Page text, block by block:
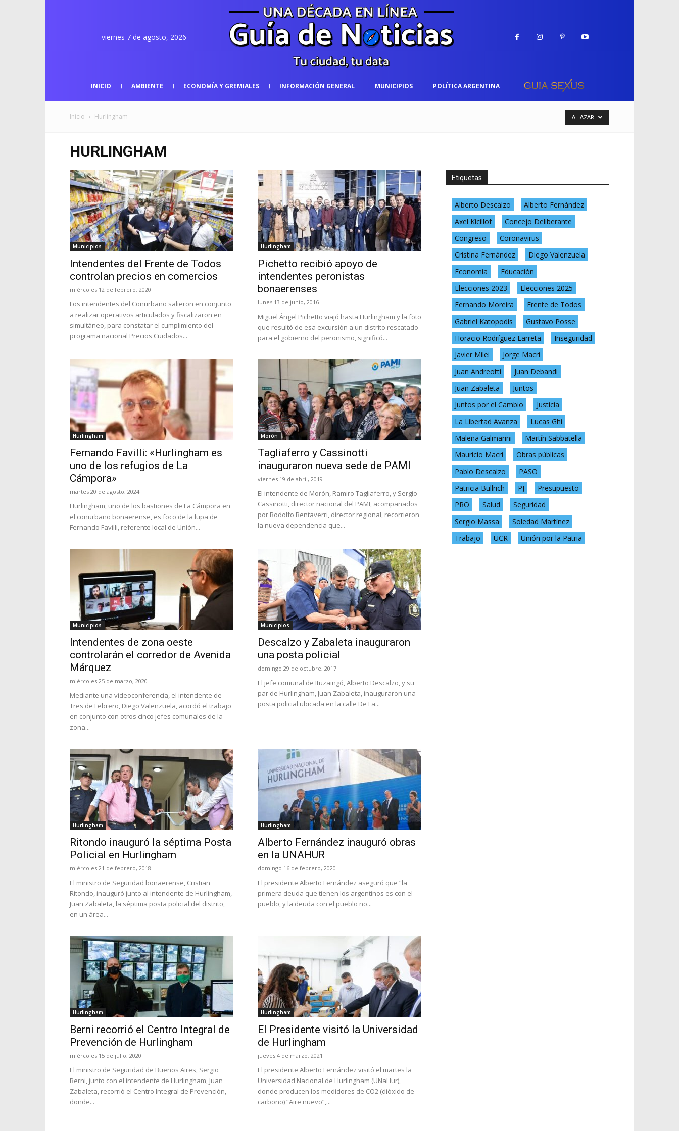
viernes 7 de agosto, 2026
INICIO AMBIENTE ECONOMÍA Y GREMIALES INFORMACIÓN GENERAL MUNICIPIOS POLÍTICA ARGENTINA
Inicio Hurlingham AL AZAR
HURLINGHAM
Municipios
Intendentes del Frente de Todos
controlan precios en comercios
miércoles 12 de febrero, 2020
Los intendentes del Conurbano salieron en conjunto
a realizar operativos articulados y fiscalizaron en
simultáneo, para constatar el cumplimiento del
programa nacional Precios Cuidados...
Hurlingham
Pichetto recibió apoyo de
intendentes peronistas
bonaerenses
lunes 13 de junio, 2016
Miguel Ángel Pichetto viajó hasta Hurlingham y la foto
que resultó de esa excursión a un distrito rescatado
para el gobierno del peronismo, significó...
Hurlingham
Fernando Favilli: «Hurlingham es
uno de los refugios de La
Cámpora»
martes 20 de agosto, 2024
Hurlingham, uno de los bastiones de La Cámpora en
el conurbano bonaerense, es foco de la lupa de
Fernando Favilli, referente local de Unión...
Morón
Tagliaferro y Cassinotti
inauguraron nueva sede de PAMI
viernes 19 de abril, 2019
El intendente de Morón, Ramiro Tagliaferro, y Sergio
Cassinotti, director nacional del PAMI, acompañados
por Rodolfo Bentaverri, director regional, recorrieron
la nueva dependencia que...
Municipios
Intendentes de zona oeste
controlarán el corredor de Avenida
Márquez
miércoles 25 de marzo, 2020
Mediante una videoconferencia, el intendente de
Tres de Febrero, Diego Valenzuela, acordó el trabajo
en conjunto con otros cinco jefes comunales de la
zona...
Municipios
Descalzo y Zabaleta inauguraron
una posta policial
domingo 29 de octubre, 2017
El jefe comunal de Ituzaingó, Alberto Descalzo, y su
par de Hurlingham, Juan Zabaleta, inauguraron una
posta policial ubicada en la calle De La...
Hurlingham
Ritondo inauguró la séptima Posta
Policial en Hurlingham
miércoles 21 de febrero, 2018
El ministro de Seguridad bonaerense, Cristian
Ritondo, inauguró junto al intendente de Hurlingham,
Juan Zabaleta, la séptima posta policial del distrito,
en un área...
Hurlingham
Alberto Fernández inauguró obras
en la UNAHUR
domingo 16 de febrero, 2020
El presidente Alberto Fernández aseguró que “la
primera deuda que tienen los argentinos es con el
pueblo, y la deuda con el pueblo no...
Hurlingham
Berni recorrió el Centro Integral de
Prevención de Hurlingham
miércoles 15 de julio, 2020
El ministro de Seguridad de Buenos Aires, Sergio
Berni, junto con el intendente de Hurlingham, Juan
Zabaleta, recorrió el Centro Integral de Prevención,
donde...
Hurlingham
El Presidente visitó la Universidad
de Hurlingham
jueves 4 de marzo, 2021
El presidente Alberto Fernández visitó el martes la
Universidad Nacional de Hurlingham (UNaHur),
donde producen los medidores de CO2 (dióxido de
carbono) “Aire nuevo”,...
Etiquetas
Alberto Descalzo
Alberto Fernández
Axel Kicillof
Concejo Deliberante
Congreso
Coronavirus
Cristina Fernández
Diego Valenzuela
Economía
Educación
Elecciones 2023
Elecciones 2025
Fernando Moreira
Frente de Todos
Gabriel Katopodis
Gustavo Posse
Horacio Rodríguez Larreta
Inseguridad
Javier Milei
Jorge Macri
Juan Andreotti
Juan Debandi
Juan Zabaleta
Juntos
Juntos por el Cambio
Justicia
La Libertad Avanza
Lucas Ghi
Malena Galmarini
Martín Sabbatella
Mauricio Macri
Obras públicas
Pablo Descalzo
PASO
Patricia Bullrich
PJ
Presupuesto
PRO
Salud
Seguridad
Sergio Massa
Soledad Martínez
Trabajo
UCR Unión por la Patria